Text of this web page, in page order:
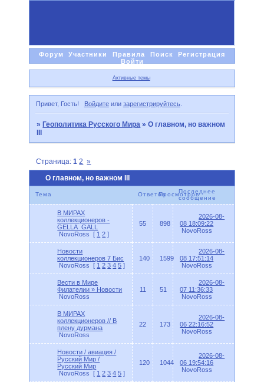
Форум Участники Правила Поиск
Регистрация
Войти
Активные темы
Привет, Гость! Войдитеили зарегистрируйтесь.
»Геополитика Русского Мира »О главном, но важном
III
О главном, но важном III
Страница:1 2 »
Тема ОтветовПросмотров
Последнее
сообщение
В МИРАХ
коллекционеров -
GELLA_GALL
NovoRoss
[ 1 2 ]
55 898
2026-08-
08 18:09:22
NovoRoss
Новости
коллекционеров 7 Бис
NovoRoss
[ 1 2 3 4 5 ]
140 1599
2026-08-
08 17:51:14
NovoRoss
Вести в Мире
Филателии » Новости
NovoRoss
11 51
2026-08-
07 11:36:33
NovoRoss
В МИРАХ
коллекционеров // В
плену дурмана
NovoRoss
22 173
2026-08-
06 22:16:52
NovoRoss
Новости / авиация /
Русский Мир /
Русский Мир
NovoRoss
[ 1 2 3 4 5 ]
120 1044
2026-08-
06 19:54:16
NovoRoss